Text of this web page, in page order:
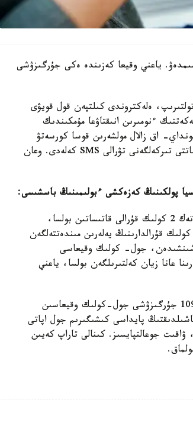
ياعني وقيعا كەزىندە ەكى جۇرگىزۋشى
ەلەكتروندى كىلتپەن قول قويۋى
ءنومىرىن انىقتاۋعا مۇمكىندىك
اق زالال مولشەرىن قوسا كورسەتۋ
كەرەك. دەرەكتەر ونلاين تەكسەرىلەدى. جۇرگىزۋشىگە دەكلاراتسيا ءساتتى تىركەلگەنى تۋرالى SMS كەلەدى. وعان
پولكىنىڭ كەزەكشى ءبولىمىنىڭ باسشىسى:
- ەۋروحاتتامانى قولدانۋ ەگەر بىرىنشىدەن، جول-كولىك وقيعاسىنا تەك 2 كولىك قۇرالى قاتىساتىن بولسا،
قۇرالدارىنىڭ يەلەرىن مىندەتتەلگەن
ۇشىنشىدەن، جول- كولىك وقيعاسى
عانا زيان كەلتىرىلگەن بولسا، ياعني
جاڭا ەرەجە 1-قاڭتاردان باستاپ كۇشىنە ەندى. وسى ەكى ورتادا 1099 جۇرگىزۋشى جول-كولىك وقيعاسىن
6-اۋى تىركەلگەن. جاڭاشىلدىقتىڭ پايداسى كىشىگىرىم جول اپاتى
جوعالتپايسىز. كىنالى تاراپ كەيىن